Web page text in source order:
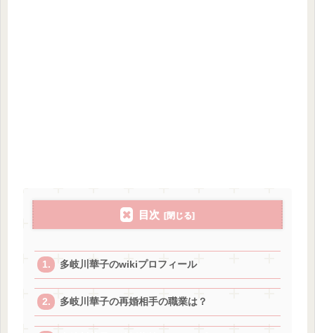
目次
多岐川華子のwikiプロフィール
多岐川華子の再婚相手の職業は？